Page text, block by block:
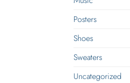
Posters
Shoes
Sweaters
Uncategorized